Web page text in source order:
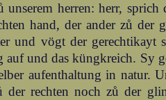
unserem herren: herr,
hand, der ander zů der
und vögt der gerechtikayt
auf und das küngkreich. Sy
aufenthaltung in natur.
der rechten noch zů der